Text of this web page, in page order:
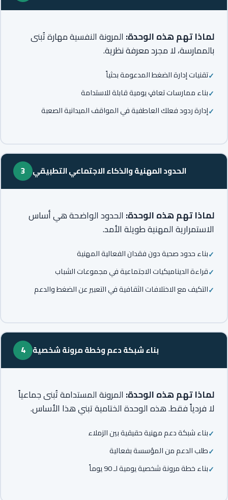
لماذا تهم هذه الوحدة: المرونة النفسية مهارة تُبنى
بالممارسة، لا مجرد معرفة نظرية.
تقنيات إدارة الضغط المدعومة بحثياً
بناء ممارسات تعافٍ يومية قابلة للاستدامة
إدارة ردود فعلك العاطفية في المواقف الميدانية الصعبة
3 الحدود المهنية والذكاء الاجتماعي التطبيقي
لماذا تهم هذه الوحدة: الحدود الواضحة هي أساس
الاستمرارية المهنية طويلة الأمد.
بناء حدود صحية دون فقدان الفعالية المهنية
قراءة الديناميكيات الاجتماعية في مجموعات الشباب
التكيف مع الاختلافات الثقافية في التعبير عن الضغط والدعم
4 بناء شبكة دعم وخطة مرونة شخصية
لماذا تهم هذه الوحدة: المرونة المستدامة تُبنى جماعياً
لا فردياً فقط. هذه الوحدة الختامية تبني هذا الأساس.
بناء شبكة دعم مهنية حقيقية بين الزملاء
طلب الدعم من المؤسسة بفعالية
بناء خطة مرونة شخصية يومية لـ 90 يوماً